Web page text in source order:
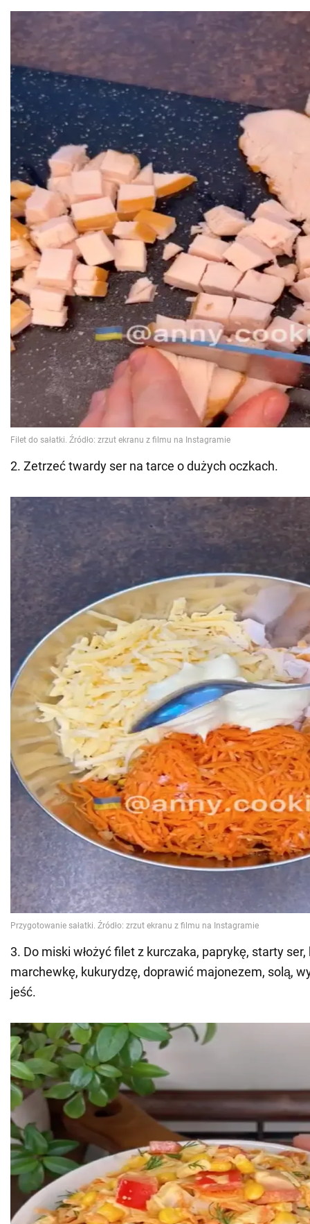
2. Zetrzeć twardy ser na tarce o dużych oczkach.
3. Do miski włożyć filet z kurczaka, paprykę, starty
marchewkę, kukurydzę, doprawić majonezem, solą,
jeść.